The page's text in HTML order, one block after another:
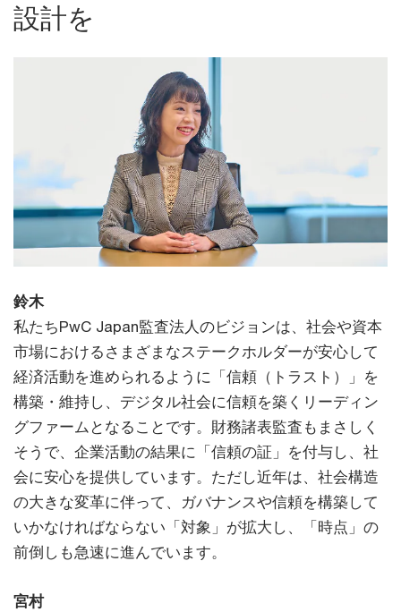
設計を
鈴木
私たちPwC Japan監査法人のビジョンは、社会や資本
市場におけるさまざまなステークホルダーが安心して
経済活動を進められるように「信頼（トラスト）」を
構築・維持し、デジタル社会に信頼を築くリーディン
グファームとなることです。財務諸表監査もまさしく
そうで、企業活動の結果に「信頼の証」を付与し、社
会に安心を提供しています。ただし近年は、社会構造
の大きな変革に伴って、ガバナンスや信頼を構築して
いかなければならない「対象」が拡大し、「時点」の
前倒しも急速に進んでいます。
宮村